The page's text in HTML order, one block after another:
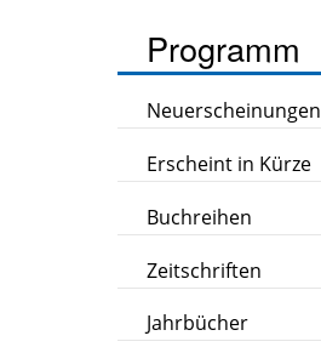
Programm
Neuerscheinungen
Erscheint in Kürze
Buchreihen
Zeitschriften
Jahrbücher